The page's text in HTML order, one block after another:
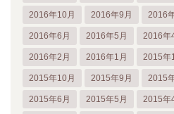
2016年10月 2016年9月 2016
2016年6月 2016年5月 2016年
2016年2月 2016年1月 2015年
2015年10月 2015年9月 2015
2015年6月 2015年5月 2015年